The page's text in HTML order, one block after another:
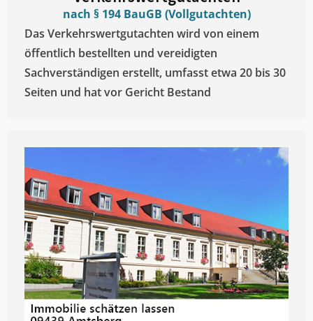
nach § 194 BauGB (Vollgutachten)
Das Verkehrswertgutachten wird von einem
öffentlich bestellten und vereidigten
Sachverständigen erstellt, umfasst etwa 20 bis 30
Seiten und hat vor Gericht Bestand